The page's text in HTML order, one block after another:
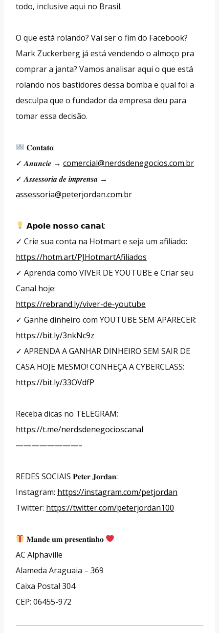
todo, inclusive aqui no Brasil.
O que está rolando? Vai ser o fim do Facebook?
Mark Zuckerberg já está vendendo o almoço pra
comprar a janta? Vamos analisar aqui o que está
rolando nos bastidores dessa bomba e qual foi a
desculpa que o fundador da empresa deu para
tomar essa decisão.
𝐂𝐨𝐧𝐭𝐚𝐭𝐨:
✓ 𝑨𝒏𝒖𝒏𝒄𝒊𝒆 → comercial@nerdsdenegocios.com.br
✓ 𝑨𝒔𝒔𝒆𝒔𝒔𝒐𝒓𝒊𝒂 𝒅𝒆 𝒊𝒎𝒑𝒓𝒆𝒏𝒔𝒂 →
assessoria@peterjordan.com.br
𝗔𝗽𝗼𝗶𝗲 𝗻𝗼𝘀𝘀𝗼 𝗰𝗮𝗻𝗮𝗹:
✓ Crie sua conta na Hotmart e seja um afiliado:
https://hotm.art/PJHotmartAfiliados
✓ Aprenda como VIVER DE YOUTUBE e Criar seu
Canal hoje:
https://rebrand.ly/viver-de-youtube
✓ Ganhe dinheiro com YOUTUBE SEM APARECER:
https://bit.ly/3nkNc9z
✓ APRENDA A GANHAR DINHEIRO SEM SAIR DE
CASA HOJE MESMO! CONHEÇA A CYBERCLASS:
https://bit.ly/33OVdfP
Receba dicas no TELEGRAM:
https://t.me/nerdsdenegocioscanal
————————–
REDES SOCIAIS 𝐏𝐞𝐭𝐞𝐫 𝐉𝐨𝐫𝐝𝐚𝐧:
Instagram: https://instagram.com/petjordan
Twitter: https://twitter.com/peterjordan100
𝐌𝐚𝐧𝐝𝐞 𝐮𝐦 𝐩𝐫𝐞𝐬𝐞𝐧𝐭𝐢𝐧𝐡𝐨
AC Alphaville
Alameda Araguaia – 369
Caixa Postal 304
CEP: 06455-972